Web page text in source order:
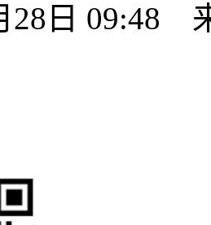
28日 09:48